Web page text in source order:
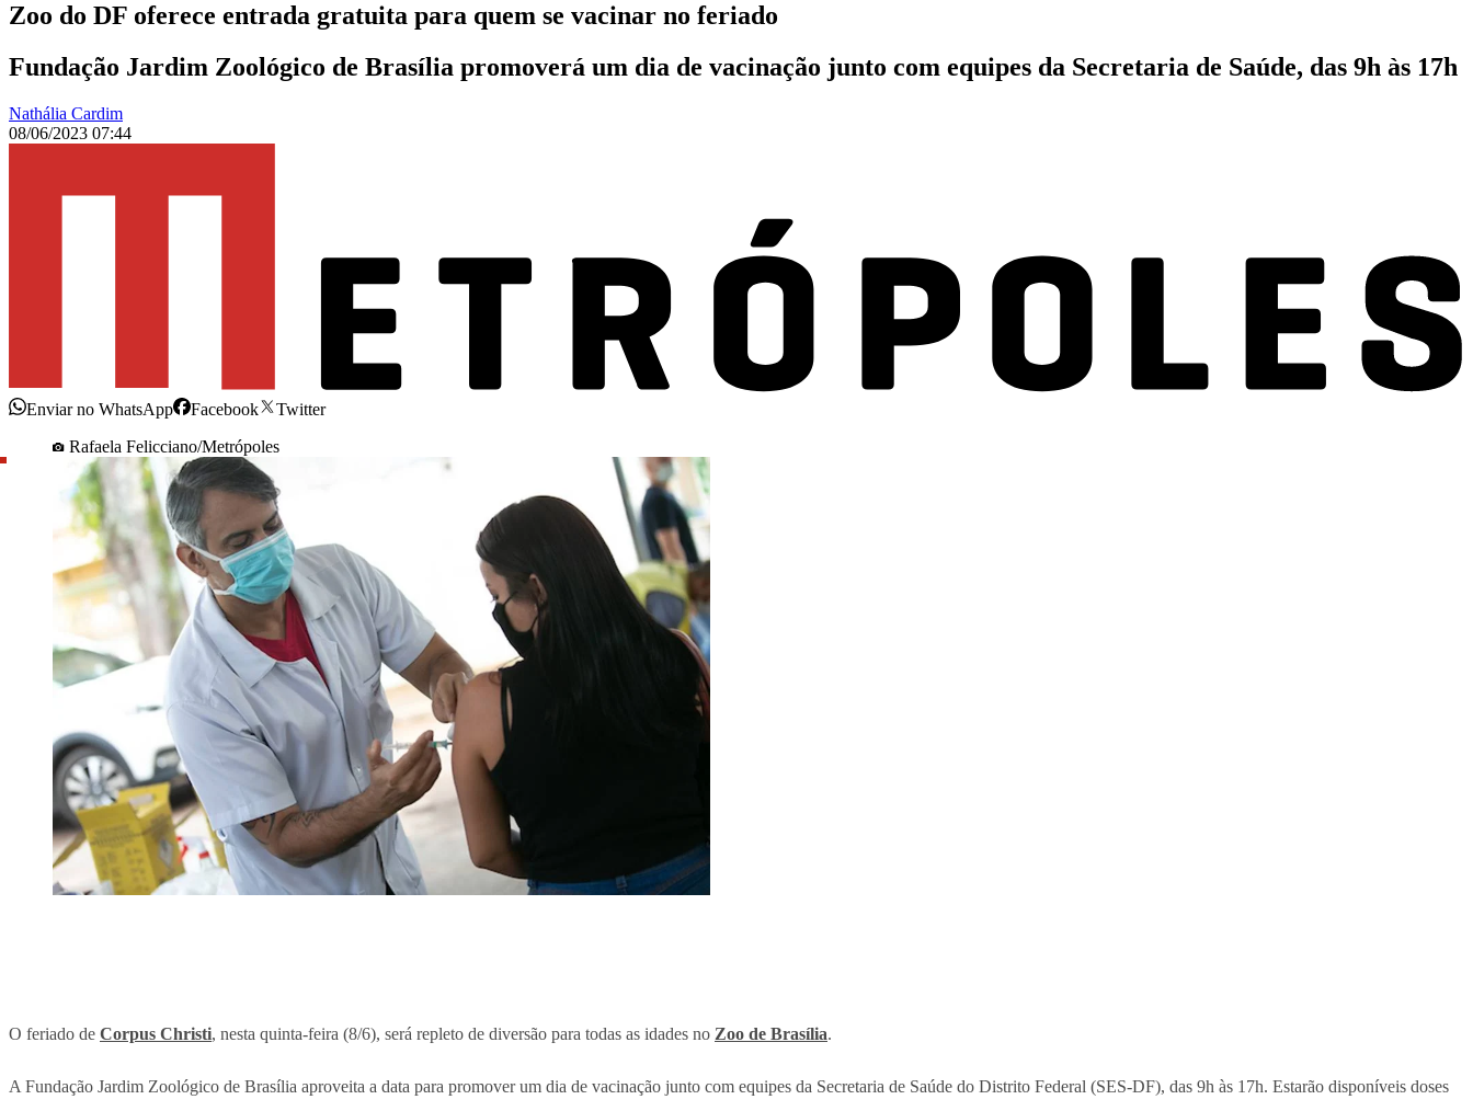
Zoo do DF oferece entrada gratuita para quem se vacinar no feriado
Fundação Jardim Zoológico de Brasília promoverá um dia de vacinação junto com equipes da Secretaria de Saúde, das 9h às 17h
Nathália Cardim
08/06/2023 07:44
Enviar no WhatsApp Facebook
Twitter
Rafaela Felicciano/Metrópoles
O feriado de Corpus Christi, nesta quinta-feira (8/6), será repleto de diversão para todas as idades no Zoo de Brasília.
A Fundação Jardim Zoológico de Brasília aproveita a data para promover um dia de vacinação junto com equipes da Secretaria de Saúde do Distrito Federal (SES-DF), das 9h às 17h. Estarão disponíveis doses